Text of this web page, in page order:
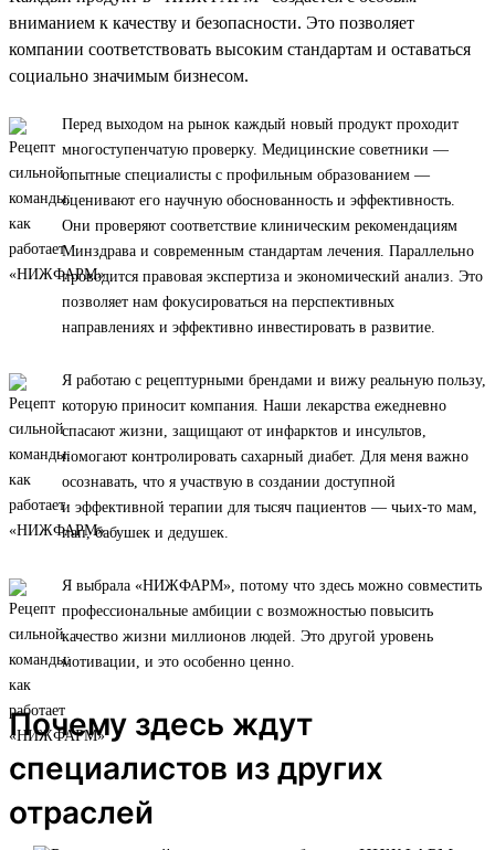
вниманием к качеству и безопасности. Это позволяет
компании соответствовать высоким стандартам и оставаться
социально значимым бизнесом.
Перед выходом на рынок каждый новый продукт проходит
многоступенчатую проверку. Медицинские советники —
опытные специалисты с профильным образованием —
оценивают его научную обоснованность и эффективность.
Они проверяют соответствие клиническим рекомендациям
Минздрава и современным стандартам лечения. Параллельно
проводится правовая экспертиза и экономический анализ. Это
позволяет нам фокусироваться на перспективных
направлениях и эффективно инвестировать в развитие.
Я работаю с рецептурными брендами и вижу реальную пользу,
которую приносит компания. Наши лекарства ежедневно
спасают жизни, защищают от инфарктов и инсультов,
помогают контролировать сахарный диабет. Для меня важно
осознавать, что я участвую в создании доступной
и эффективной терапии для тысяч пациентов — чьих-то мам,
пап, бабушек и дедушек.
Я выбрала «НИЖФАРМ», потому что здесь можно совместить
профессиональные амбиции с возможностью повысить
качество жизни миллионов людей. Это другой уровень
мотивации, и это особенно ценно.
Почему здесь ждут
специалистов из других
отраслей